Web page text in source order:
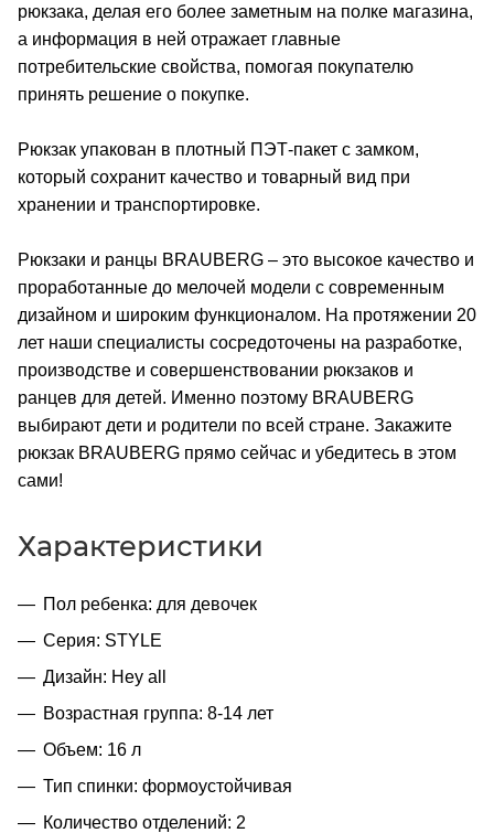
рюкзака, делая его более заметным на полке магазина,
а информация в ней отражает главные
потребительские свойства, помогая покупателю
принять решение о покупке.
Рюкзак упакован в плотный ПЭТ-пакет с замком,
который сохранит качество и товарный вид при
хранении и транспортировке.
Рюкзаки и ранцы BRAUBERG – это высокое качество и
проработанные до мелочей модели с современным
дизайном и широким функционалом. На протяжении 20
лет наши специалисты сосредоточены на разработке,
производстве и совершенствовании рюкзаков и
ранцев для детей. Именно поэтому BRAUBERG
выбирают дети и родители по всей стране. Закажите
рюкзак BRAUBERG прямо сейчас и убедитесь в этом
сами!
Характеристики
Пол ребенка: для девочек
Серия: STYLE
Дизайн: Hey all
Возрастная группа: 8-14 лет
Объем: 16 л
Тип спинки: формоустойчивая
Количество отделений: 2